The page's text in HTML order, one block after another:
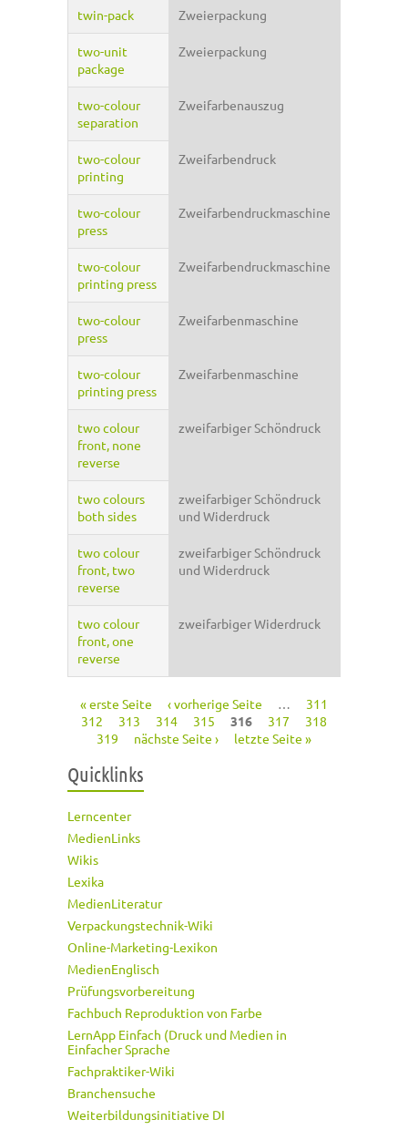
twin-pack Zweierpackung
two-unit
package
Zweierpackung
two-colour
separation
Zweifarbenauszug
two-colour
printing
Zweifarbendruck
two-colour
press
Zweifarbendruckmaschine
two-colour
printing press
Zweifarbendruckmaschine
two-colour
press
Zweifarbenmaschine
two-colour
printing press
Zweifarbenmaschine
two colour
front, none
reverse
zweifarbiger Schöndruck
two colours
both sides
zweifarbiger Schöndruck
und Widerdruck
two colour
front, two
reverse
zweifarbiger Schöndruck
und Widerdruck
two colour
front, one
reverse
zweifarbiger Widerdruck
Seiten
« erste Seite ‹ vorherige Seite …
311
312
313 314 315 316 317
318
319
nächste Seite › letzte Seite »
Quicklinks
Lerncenter
MedienLinks
Wikis
Lexika
MedienLiteratur
Verpackungstechnik-Wiki
Online-Marketing-Lexikon
MedienEnglisch
Prüfungsvorbereitung
Fachbuch Reproduktion von Farbe
LernApp Einfach (Druck und Medien in
Einfacher Sprache
Fachpraktiker-Wiki
Branchensuche
Weiterbildungsinitiative DI